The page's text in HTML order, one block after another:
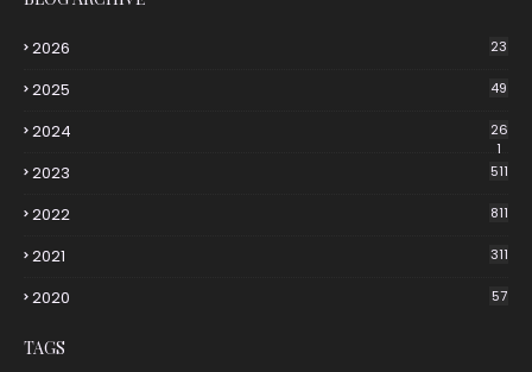
2026 23
2025 49
2024
26
1
2023 511
2022 811
2021 311
2020 57
TAGS